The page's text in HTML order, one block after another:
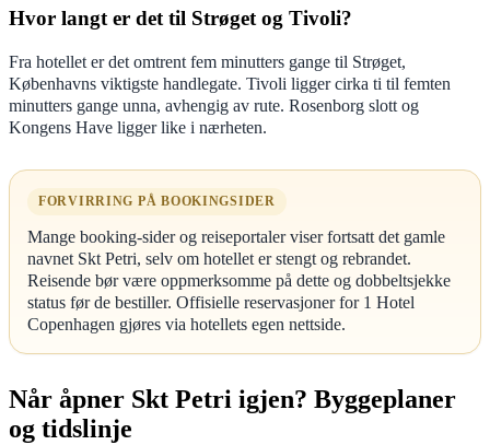
Hvor langt er det til Strøget og Tivoli?
Fra hotellet er det omtrent fem minutters gange til Strøget,
Københavns viktigste handlegate. Tivoli ligger cirka ti til femten
minutters gange unna, avhengig av rute. Rosenborg slott og
Kongens Have ligger like i nærheten.
FORVIRRING PÅ BOOKINGSIDER
Mange booking-sider og reiseportaler viser fortsatt det gamle
navnet Skt Petri, selv om hotellet er stengt og rebrandet.
Reisende bør være oppmerksomme på dette og dobbeltsjekke
status før de bestiller. Offisielle reservasjoner for 1 Hotel
Copenhagen gjøres via hotellets egen nettside.
Når åpner Skt Petri igjen? Byggeplaner
og tidslinje